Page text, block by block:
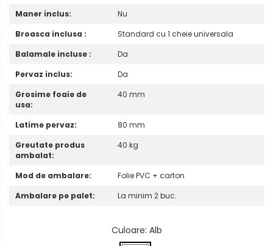
Maner inclus:
Nu
Broasca inclusa :
Standard cu 1 cheie universala
Balamale incluse :
Da
Pervaz inclus:
Da
Grosime foaie de
usa:
40 mm
Latime pervaz:
80 mm
Greutate produs
ambalat:
40 kg
Mod de ambalare:
Folie PVC + carton
Ambalare pe palet:
La minim 2 buc.
Culoare: Alb